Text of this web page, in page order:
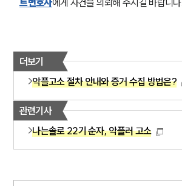
더보기
악플고소 절차 안내와 증거 수집 방법은?
관련기사
나는솔로 22기 순자, 악플러 고소